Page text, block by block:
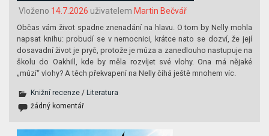
Vloženo 14.7.2026 uživatelem Martin Bečvář
Občas vám život spadne znenadání na hlavu. O tom by Nelly mohla
napsat knihu: probudí se v nemocnici, krátce nato se dozví, že její
dosavadní život je pryč, protože je múza a zanedlouho nastupuje na
školu do Oakhill, kde by měla rozvíjet své vlohy. Ona má nějaké
„múzí“ vlohy? A těch překvapení na Nelly číhá ještě mnohem víc.
Knižní recenze /Literatura
žádný komentář